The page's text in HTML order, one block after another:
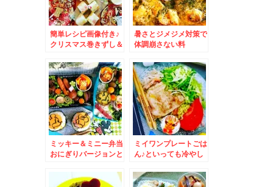
簡単レシピ画像付き♪
クリスマス巻きずし＆
友人とまったりお寿司
♪「鮨やましろ」さん
暑さとジメジメ対策で
体調崩さない料
たくなる夏グラタン(*
´艸`*)
ミッキー＆ミニー弁当
おにぎりバージョンと
町「焼肉舎 ふるや」
さんの「八雲小町豚ロ
ミイワンプレートごは
ん♪といっても冷やし
は札幌老舗塩ホルモン
で有名な「北光園」さ